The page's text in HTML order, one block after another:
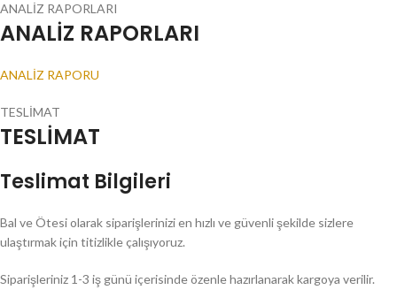
ANALİZ RAPORLARI
ANALİZ RAPORLARI
ANALİZ RAPORU
TESLİMAT
TESLİMAT
Teslimat Bilgileri
Bal ve Ötesi olarak siparişlerinizi en hızlı ve güvenli şekilde sizlere
ulaştırmak için titizlikle çalışıyoruz.
Siparişleriniz 1-3 iş günü içerisinde özenle hazırlanarak kargoya verilir.